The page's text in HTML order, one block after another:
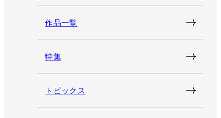
作品一覧
特集
トピックス